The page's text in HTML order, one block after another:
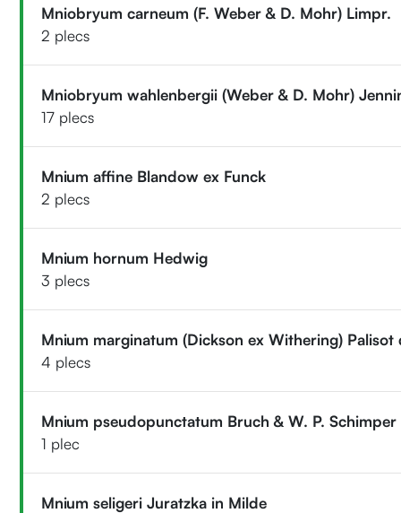
Mniobryum carneum (F. Weber & D. Mohr) Limpr.
2 plecs
Mniobryum wahlenbergii (Weber & D. Mohr)
17 plecs
Mnium affine Blandow ex Funck
2 plecs
Mnium hornum Hedwig
3 plecs
Mnium marginatum (Dickson ex Withering) Palisot
4 plecs
Mnium pseudopunctatum Bruch & W. P. Schimper
1 plec
Mnium seligeri Juratzka in Milde